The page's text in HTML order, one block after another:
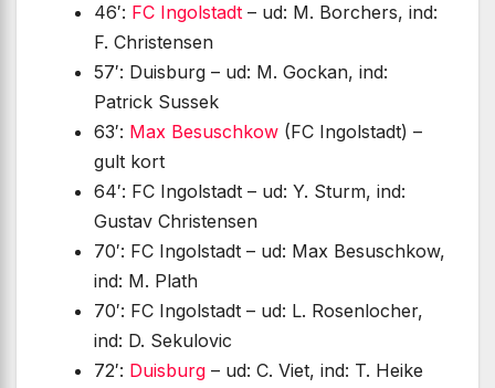
46′: FC Ingolstadt – ud: M. Borchers, ind:
F. Christensen
57′: Duisburg – ud: M. Gockan, ind:
Patrick Sussek
63′: Max Besuschkow (FC Ingolstadt) –
gult kort
64′: FC Ingolstadt – ud: Y. Sturm, ind:
Gustav Christensen
70′: FC Ingolstadt – ud: Max Besuschkow,
ind: M. Plath
70′: FC Ingolstadt – ud: L. Rosenlocher,
ind: D. Sekulovic
72′: Duisburg – ud: C. Viet, ind: T. Heike